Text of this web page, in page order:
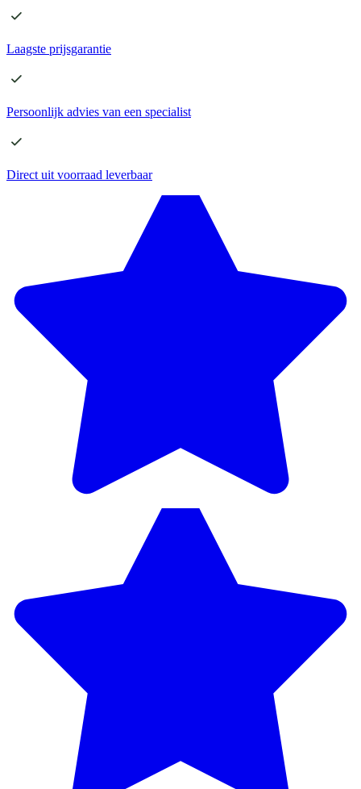
Laagste prijsgarantie
Persoonlijk advies van een specialist
Direct uit voorraad leverbaar